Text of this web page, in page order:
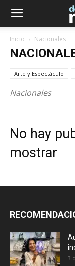
Inicio Nacionales
Arte y Espectáculo
Nacionales
No hay
mostrar
3